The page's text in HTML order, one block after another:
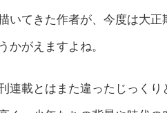
いてきた作者が、今度は大
かがえますよね。
連載とはまた違ったじっく